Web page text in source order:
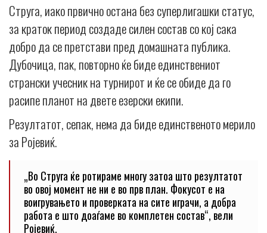
Струга, иако првично остана без суперлигашки статус,
за краток период создаде силен состав со кој сака
добро да се претстави пред домашната публика.
Дубочица, пак, повторно ќе биде единствениот
странски учесник на турнирот и ќе се обиде да го
расипе планот на двете езерски екипи.
Резултатот, сепак, нема да биде единственото мерило
за Ројевиќ.
„Во Струга ќе ротираме многу затоа што резултатот
во овој момент не ни е во прв план. Фокусот е на
воигрувањето и проверката на сите играчи, а добра
работа е што доаѓаме во комплетен состав“, вели
Ројевиќ.